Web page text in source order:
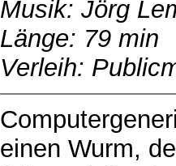
Musik: Jörg
Länge: 79 min
Verleih:
einen Wurm,